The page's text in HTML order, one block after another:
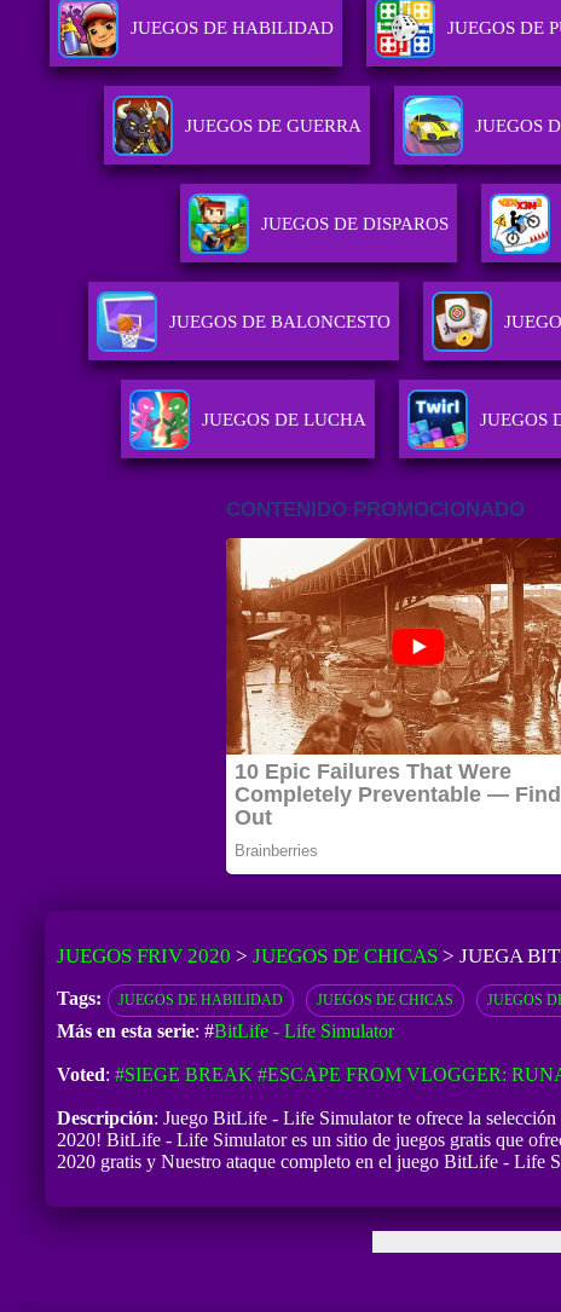
JUEGOS DE HABILIDAD JUEGOS DE
JUEGOS DE GUERRA JUEGOS
JUEGOS DE DISPAROS
JUEGOS DE BALONCESTO
JUEGOS DE LUCHA JUEGOS
JUEGOS FRIV 2020 > JUEGOS DE CHICAS> JUEGA
Tags: JUEGOS DE HABILIDAD JUEGOS DE CHICAS JUEGOS
Más en esta serie: #BitLife - Life Simulator
Voted: #SIEGE BREAK #ESCAPE FROM VLOGGER:
Descripción: Juego BitLife - Life Simulator te ofrece la
2020! BitLife - Life Simulator es un sitio de juegos gratis que
2020 gratis y Nuestro ataque completo en el juego BitLife - Life